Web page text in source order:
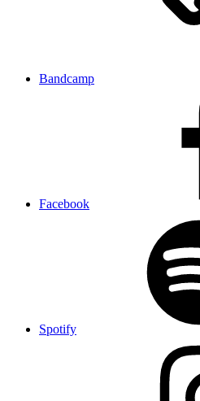
Bandcamp
Facebook
Spotify